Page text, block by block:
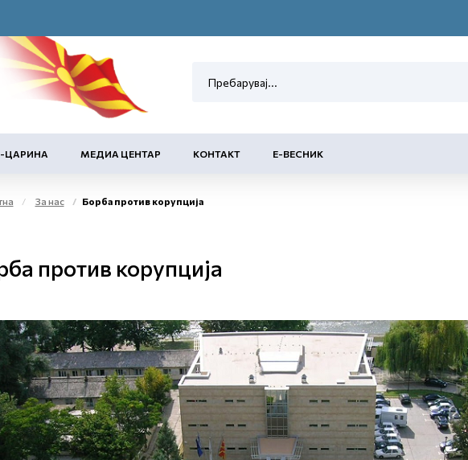
ЦАРИНА МЕДИА ЦЕНТАР КОНТАКТ Е-ВЕСНИК
За нас Борба против корупција
против корупција